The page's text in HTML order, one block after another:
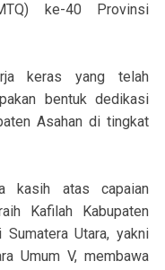
ke-40 Provinsi
keras yang telah
bentuk dedikasi
Asahan di tingkat
kasih atas capaian
Kafilah Kabupaten
Utara, yakni
Umum V, membawa